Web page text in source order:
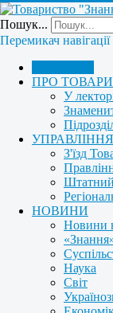
Пошук...
Перемикач навігації
ПРО
У
УПРАВЛІННЯ
З'їзд
Штатний
НОВИНИ
Новини
Наука
Світ